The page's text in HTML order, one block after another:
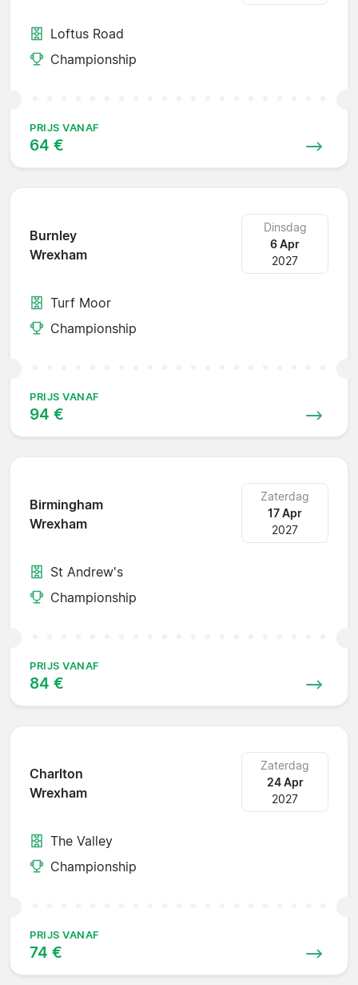
Loftus Road
Championship
PRIJS VANAF
64 €
Burnley
Wrexham
Dinsdag
6 Apr
2027
Turf Moor
Championship
PRIJS VANAF
94 €
Birmingham
Wrexham
Zaterdag
17 Apr
2027
St Andrew's
Championship
PRIJS VANAF
84 €
Charlton
Wrexham
Zaterdag
24 Apr
2027
The Valley
Championship
PRIJS VANAF
74 €